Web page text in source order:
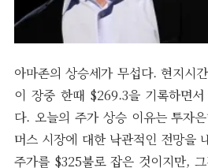
아마존의 상승세가 무섭다. 현지시
이 장중 한때 $269.3을 기록하면
다. 오늘의 주가 상승 이유는 투자
머스 시장에 대한 낙관적인 전망을
주가를 $325불로 잡은 것이지만,